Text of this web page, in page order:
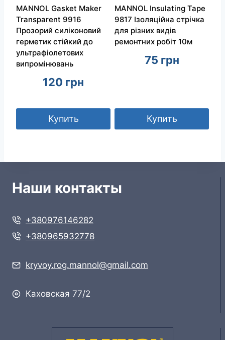
MANNOL Gasket Maker
Transparent 9916
Прозорий силіконовий
герметик стійкий до
ультрафіолетових
випромінювань
120 грн
Купить
MANNOL Insulating Tape
9817 Ізоляційна стрічка
для різних видів
ремонтних робіт 10м
75 грн
Купить
Наши контакты
+380976146282
+380965932778
kryvoy.rog.mannol@gmail.com
Каховская 77/2